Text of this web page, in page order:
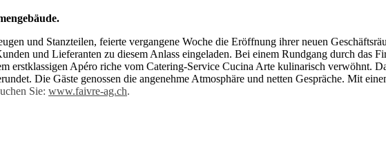
und Stanzteilen, feierte vergangene Woche die Eröffnung ihrer neuen
und Lieferanten zu diesem Anlass eingeladen. Bei einem Rundgang durch das
erstklassigen Apéro riche vom Catering-Service Cucina Arte kulinarisch verwöhnt.
Die Gäste genossen die angenehme Atmo­sphäre und netten Gespräche. Mit
Sie: www.faivre-ag.ch.